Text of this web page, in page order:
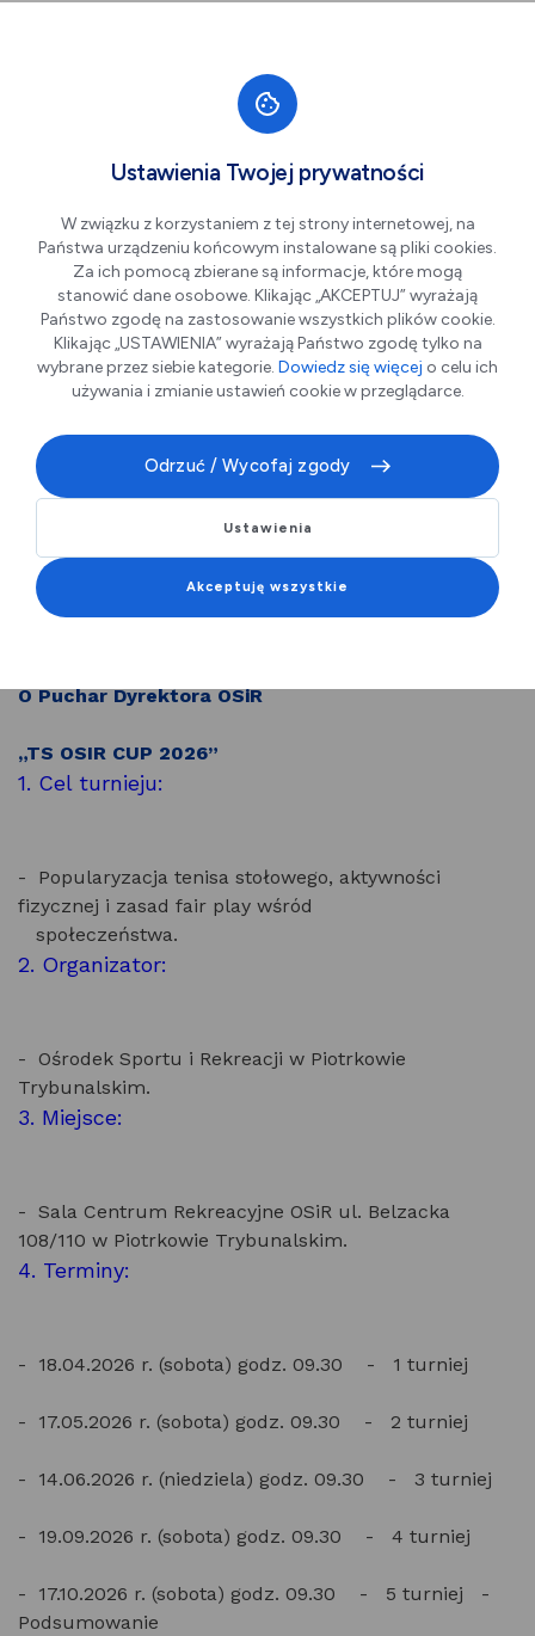
Cykl Turniejów Tenisa
Stołowego o Puchar
Dyrektora OSiR "TS
OSiR CUP 2026"
OSiR "TS OSiR CUP 2026"
O Puchar Dyrektora OSiR
„TS OSIR CUP 2026”
1. Cel turnieju:
- Popularyzacja tenisa stołowego, aktywności
fizycznej i zasad fair play wśród
społeczeństwa.
2. Organizator:
- Ośrodek Sportu i Rekreacji w Piotrkowie
Trybunalskim.
3. Miejsce:
- Sala Centrum Rekreacyjne OSiR ul. Belzacka
108/110 w Piotrkowie Trybunalskim.
4. Terminy:
- 18.04.2026 r. (sobota) godz. 09.30 - 1 turniej
- 17.05.2026 r. (sobota) godz. 09.30 - 2 turniej
- 14.06.2026 r. (niedziela) godz. 09.30 - 3 turniej
- 19.09.2026 r. (sobota) godz. 09.30 - 4 turniej
- 17.10.2026 r. (sobota) godz. 09.30 - 5 turniej -
Podsumowanie
Ustawienia Twojej prywatności
W związku z korzystaniem z tej strony internetowej, na
Państwa urządzeniu końcowym instalowane są pliki cookies.
Za ich pomocą zbierane są informacje, które mogą
stanowić dane osobowe. Klikając „AKCEPTUJ” wyrażają
Państwo zgodę na zastosowanie wszystkich plików cookie.
Klikając „USTAWIENIA” wyrażają Państwo zgodę tylko na
wybrane przez siebie kategorie. Dowiedz się więcej o celu ich
używania i zmianie ustawień cookie w przeglądarce.
Odrzuć / Wycofaj zgody
Ustawienia
Akceptuję wszystkie